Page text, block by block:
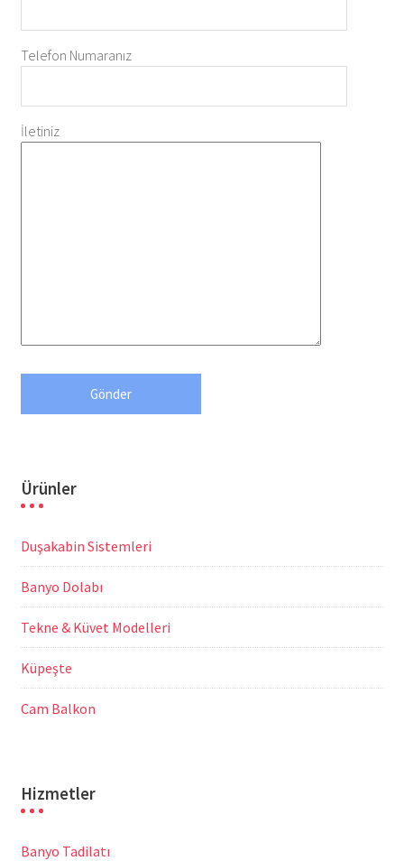
Telefon Numaranız
İletiniz
Ürünler
Duşakabin Sistemleri
Banyo Dolabı
Tekne & Küvet Modelleri
Küpeşte
Cam Balkon
Hizmetler
Banyo Tadilatı